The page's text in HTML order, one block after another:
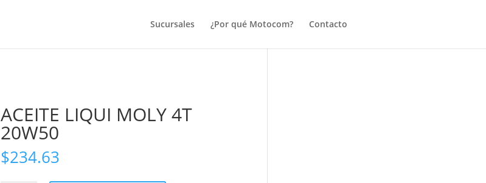
Sucursales ¿Por qué Motocom? Contacto
ACEITE LIQUI MOLY 4T
20W50
$234.63